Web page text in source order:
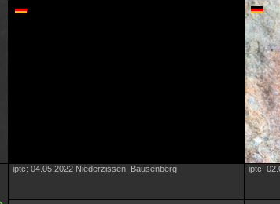
iptc: 04.05.2022 Niederzissen, Bausenberg iptc: